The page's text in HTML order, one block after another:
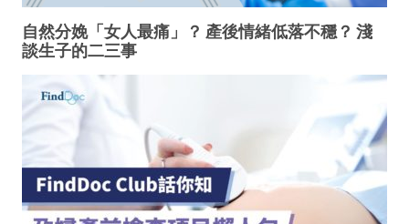
自然分娩「女人最痛」？ 產後情緒低落不穩？ 淺
談生子的二三事